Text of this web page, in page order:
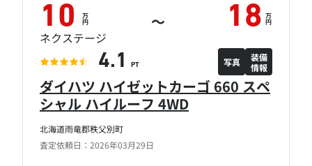
北海道雨竜郡秩父別町
査定依頼日：2026年03月29日
ダイハツ ハイゼットカーゴ 660 スペ
シャル ハイルーフ 4WD
10 万
円 ～ 18 万
円
ネクステージ
4.1 PT 写真
装備
情報